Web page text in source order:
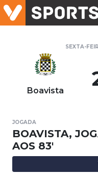
SEXTA-
Boavista
JOGADA
BOAVISTA,
AOS 83'